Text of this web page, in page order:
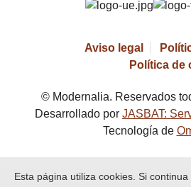
Aviso legal
Política de
© Modernalia. Reservados
Desarrollado por JASBAT:
Tecnología de
Esta página utiliza cookies. Si